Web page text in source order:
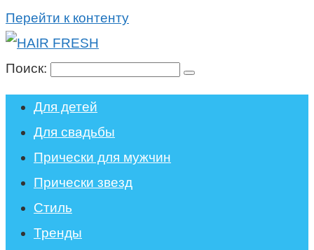
Перейти к контенту
Поиск:
Для детей
Для свадьбы
Прически для мужчин
Прически звезд
Стиль
Тренды